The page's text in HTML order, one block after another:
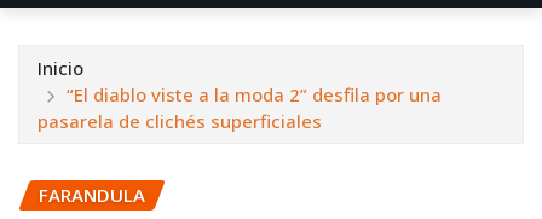
Inicio
“El diablo viste a la moda 2” desfila por una
pasarela de clichés superficiales
FARANDULA